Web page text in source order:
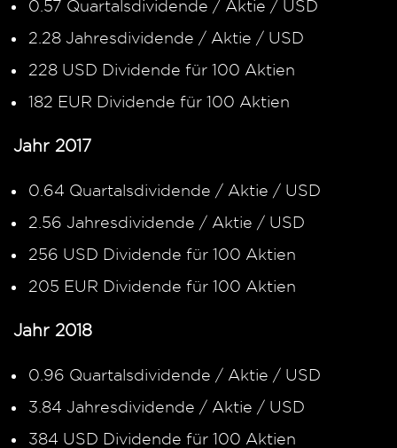
0.57 Quartalsdividende / Aktie / USD
2.28 Jahresdividende / Aktie / USD
228 USD Dividende für 100 Aktien
182 EUR Dividende für 100 Aktien
Jahr 2017
0.64 Quartalsdividende / Aktie / USD
2.56 Jahresdividende / Aktie / USD
256 USD Dividende für 100 Aktien
205 EUR Dividende für 100 Aktien
Jahr 2018
0.96 Quartalsdividende / Aktie / USD
3.84 Jahresdividende / Aktie / USD
384 USD Dividende für 100 Aktien